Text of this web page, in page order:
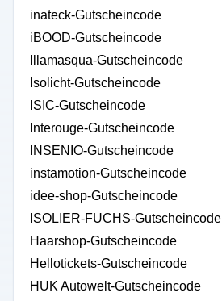
inateck-Gutscheincode
iBOOD-Gutscheincode
Illamasqua-Gutscheincode
Isolicht-Gutscheincode
ISIC-Gutscheincode
Interouge-Gutscheincode
INSENIO-Gutscheincode
instamotion-Gutscheincode
idee-shop-Gutscheincode
ISOLIER-FUCHS-Gutscheincode
Haarshop-Gutscheincode
Hellotickets-Gutscheincode
HUK Autowelt-Gutscheincode